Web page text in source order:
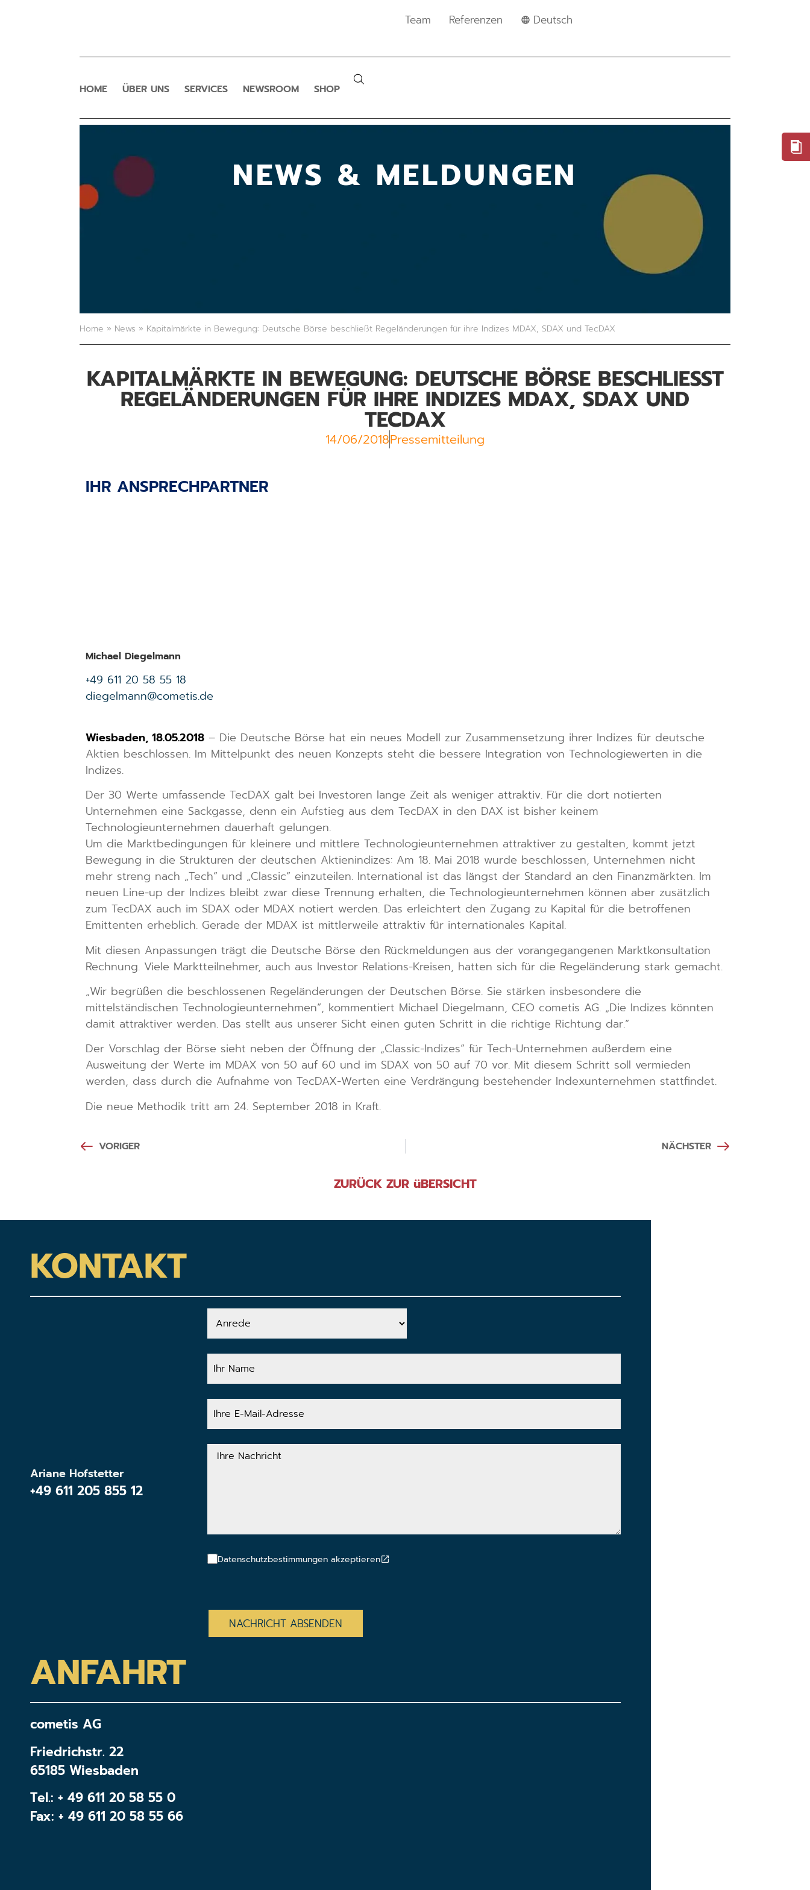
Team Referenzen Deutsch
HOME ÜBER UNS SERVICES NEWSROOM SHOP
NEWS & MELDUNGEN
Home » News » Kapitalmärkte in Bewegung: Deutsche Börse beschließt Regeländerungen für ihre Indizes MDAX, SDAX und TecDAX
KAPITALMÄRKTE IN BEWEGUNG: DEUTSCHE BÖRSE BESCHLIESST R
EGELÄNDERUNGEN FÜR IHRE INDIZES MDAX, SDAX UND T
ECDAX
14/06/2018Pressemitteilung
IHR ANSPRECHPARTNER
Michael Diegelmann
+49 611 20 58 55 18
diegelmann@cometis.de
Wiesbaden, 18.05.2018 – Die Deutsche Börse hat ein neues Modell zur Zusammensetzung ihrer Indizes für deutsche
Aktien beschlossen. Im Mittelpunkt des neuen Konzepts steht die bessere Integration von Technologiewerten in die
Indizes.
Der 30 Werte umfassende TecDAX galt bei Investoren lange Zeit als weniger attraktiv. Für die dort notierten
Unternehmen eine Sackgasse, denn ein Aufstieg aus dem TecDAX in den DAX ist bisher keinem
Technologieunternehmen dauerhaft gelungen.
Um die Marktbedingungen für kleinere und mittlere Technologieunternehmen attraktiver zu gestalten, kommt jetzt
Bewegung in die Strukturen der deutschen Aktienindizes: Am 18. Mai 2018 wurde beschlossen, Unternehmen nicht
mehr streng nach „Tech“ und „Classic“ einzuteilen. International ist das längst der Standard an den Finanzmärkten. Im
neuen Line-up der Indizes bleibt zwar diese Trennung erhalten, die Technologieunternehmen können aber zusätzlich
zum TecDAX auch im SDAX oder MDAX notiert werden. Das erleichtert den Zugang zu Kapital für die betroffenen
Emittenten erheblich. Gerade der MDAX ist mittlerweile attraktiv für internationales Kapital.
Mit diesen Anpassungen trägt die Deutsche Börse den Rückmeldungen aus der vorangegangenen Marktkonsultation
Rechnung. Viele Marktteilnehmer, auch aus Investor Relations-Kreisen, hatten sich für die Regeländerung stark gemacht.
„Wir begrüßen die beschlossenen Regeländerungen der Deutschen Börse. Sie stärken insbesondere die
mittelständischen Technologieunternehmen“, kommentiert Michael Diegelmann, CEO cometis AG. „Die Indizes könnten
damit attraktiver werden. Das stellt aus unserer Sicht einen guten Schritt in die richtige Richtung dar.“
Der Vorschlag der Börse sieht neben der Öffnung der „Classic-Indizes“ für Tech-Unternehmen außerdem eine
Ausweitung der Werte im MDAX von 50 auf 60 und im SDAX von 50 auf 70 vor. Mit diesem Schritt soll vermieden
werden, dass durch die Aufnahme von TecDAX-Werten eine Verdrängung bestehender Indexunternehmen stattfindet.
Die neue Methodik tritt am 24. September 2018 in Kraft.
VORIGER NÄCHSTER
ZURÜCK ZUR üBERSICHT
KONTAKT
Ariane Hofstetter
+49 611 205 855 12
Anrede
Ihr
Name
Ihre
E-
Adresse
Ihre
Nachricht
Datenschutzbestimmungen akzeptieren
ANFAHRT
cometis AG
Friedrichstr. 22
65185 Wiesbaden
Tel.: + 49 611 20 58 55 0
Fax: + 49 611 20 58 55 66